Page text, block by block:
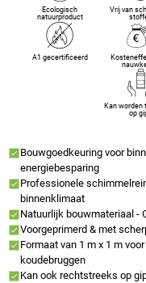
Bouwgoedkeuring voor
energiebesparing
Professionele
binnenklimaat
Natuurlijk bouwmateriaal -
Voorgeprimerd & met
Formaat van 1 m x 1 m
koudebruggen
Kan ook rechtstreeks op
Ecologisch
natuurproduct
Vrij van
A1 gecertificeerd
Kan worden
op